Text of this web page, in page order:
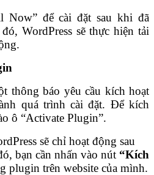
Now” để cài đặt sau khi đã
WordPress sẽ thực hiện tải
thông báo yêu cầu kích hoạt
quá trình cài đặt. Để kích
ô “Activate Plugin”.
sẽ chỉ hoạt động sau
bạn cần nhấn vào nút “Kích
plugin trên website của mình.